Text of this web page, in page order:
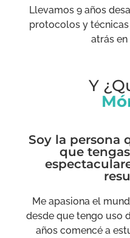
Llevamos 9 años
protocolos y
atrás en
Y
Soy la persona
que
Me apasiona el
desde que tengo uso
años comencé a